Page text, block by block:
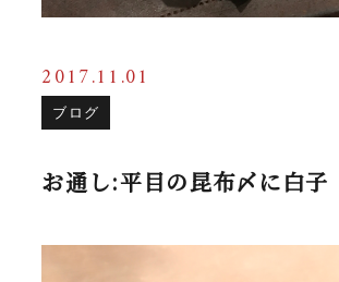
2017.11.01
ブログ
お通し:平目の昆布〆に白子